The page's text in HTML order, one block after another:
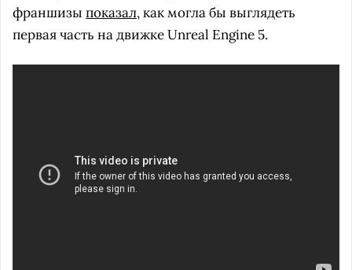
франшизы показал, как могла бы выглядеть
первая часть на движке Unreal Engine 5.